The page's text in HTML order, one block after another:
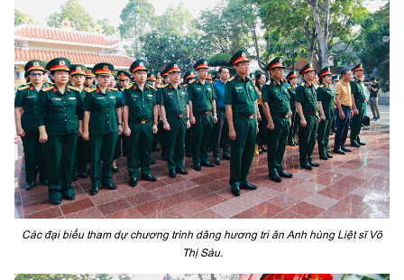
Các đại biểu tham dự chương trình dâng hương tri ân Anh hùng Liệt sĩ Võ
Thị Sáu.